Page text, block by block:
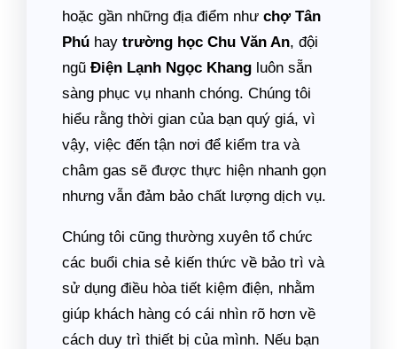
hoặc gần những địa điểm như chợ Tân
Phú hay trường học Chu Văn An, đội
ngũ Điện Lạnh Ngọc Khang luôn sẵn
sàng phục vụ nhanh chóng. Chúng tôi
hiểu rằng thời gian của bạn quý giá, vì
vậy, việc đến tận nơi để kiểm tra và
châm gas sẽ được thực hiện nhanh gọn
nhưng vẫn đảm bảo chất lượng dịch vụ.
Chúng tôi cũng thường xuyên tổ chức
các buổi chia sẻ kiến thức về bảo trì và
sử dụng điều hòa tiết kiệm điện, nhằm
giúp khách hàng có cái nhìn rõ hơn về
cách duy trì thiết bị của mình. Nếu bạn